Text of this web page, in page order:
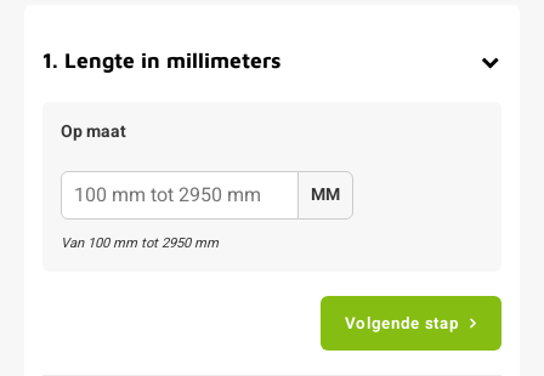
1. Lengte in millimeters
Op maat
MM
Van 100mm tot2950mm
Volgende stap